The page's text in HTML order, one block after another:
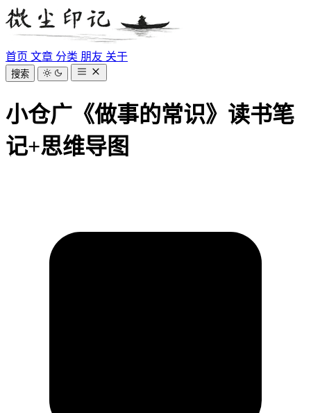
首页 文章 分类 朋友 关于
搜索
小仓广《做事的常识》读书笔
记+思维导图